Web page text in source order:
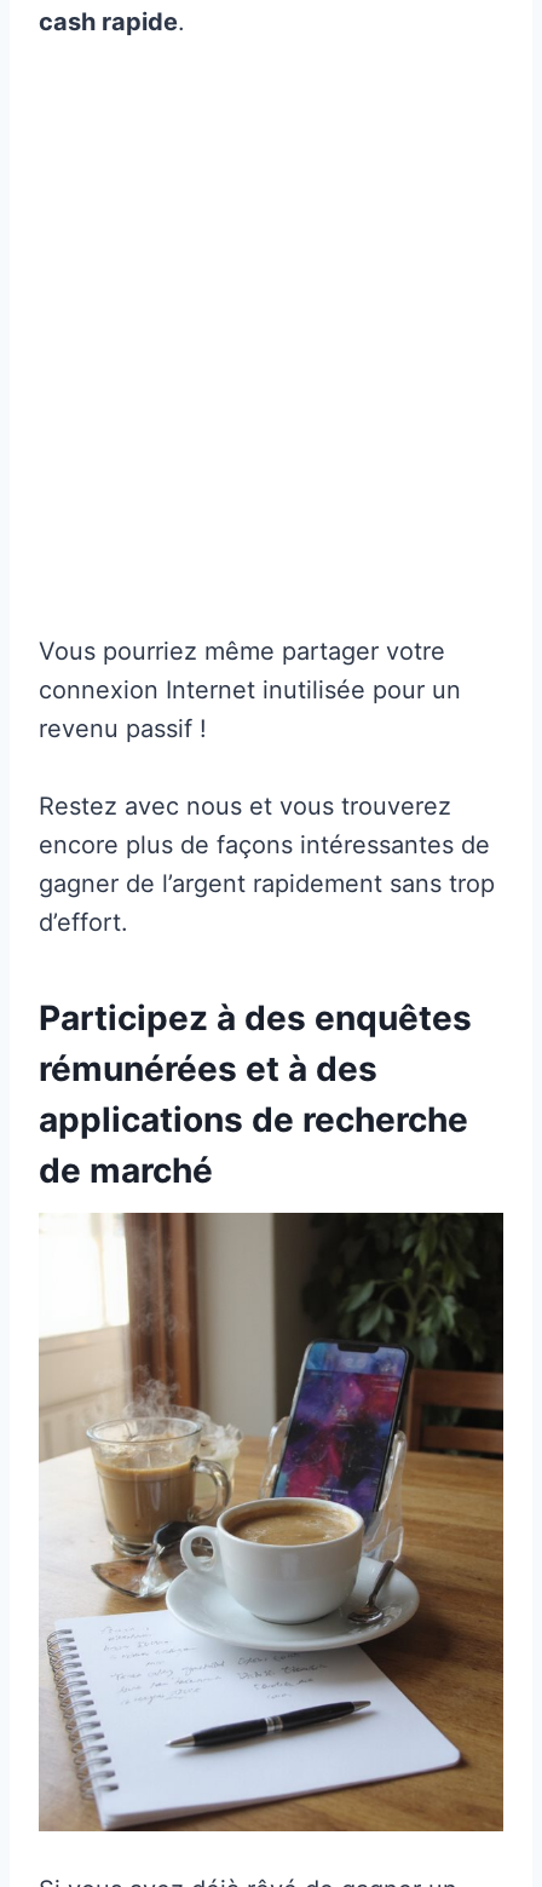
cash rapide.
Vous pourriez même partager votre
connexion Internet inutilisée pour un
revenu passif !
Restez avec nous et vous trouverez
encore plus de façons intéressantes de
gagner de l’argent rapidement sans trop
d’effort.
Participez à des enquêtes
rémunérées et à des
applications de recherche
de marché